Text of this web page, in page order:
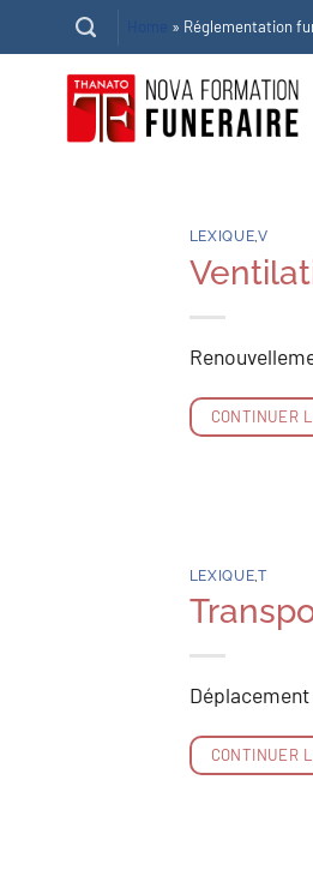
au
contenu
» Réglementation
LEXIQUE,V
CONTINUER
LEXIQUE T
CONTINUER